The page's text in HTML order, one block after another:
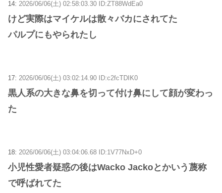
14: 2026/06/06(土) 02:58:03.30 ID:ZT88WdEa0
けど実際はマイケルは散々バカにされてた
パルプにもやられたし
17: 2026/06/06(土) 03:02:14.90 ID:c2fcTDIK0
黒人系の大きな鼻を切って付け鼻にして顔が変わっ
た
18: 2026/06/06(土) 03:04:06.68 ID:1V77NxD+0
小児性愛者疑惑の後はWacko Jackoとかいう蔑称
で呼ばれてた